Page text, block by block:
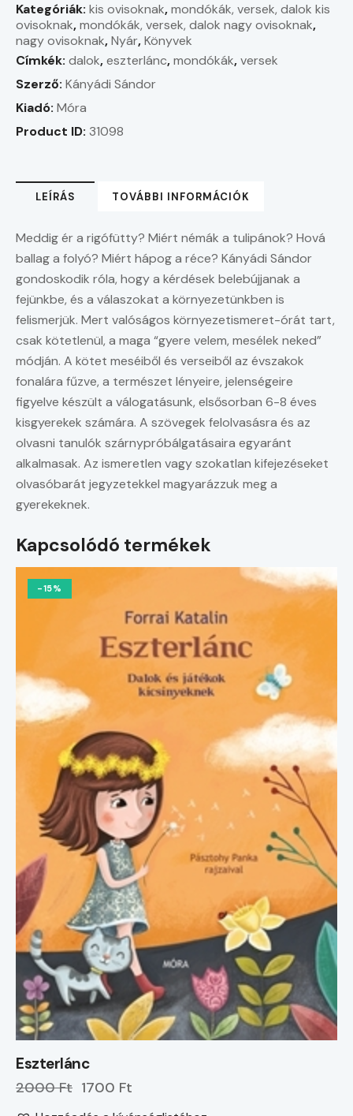
Kategóriák: kis ovisoknak,mondókák, versek, dalok kis
ovisoknak,mondókák, versek, dalok nagy ovisoknak,
nagy ovisoknak,Nyár,Könyvek
Címkék: dalok,eszterlánc,mondókák,versek
Szerző: Kányádi Sándor
Kiadó: Móra
Product ID: 31098
LEÍRÁS TOVÁBBI INFORMÁCIÓK
Meddig ér a rigófütty? Miért némák a tulipánok? Hová
ballag a folyó? Miért hápog a réce? Kányádi Sándor
gondoskodik róla, hogy a kérdések belebújjanak a
fejünkbe, és a válaszokat a környezetünkben is
felismerjük. Mert valóságos környezetismeret-órát tart,
csak kötetlenül, a maga “gyere velem, mesélek neked”
módján. A kötet meséiből és verseiből az évszakok
fonalára fűzve, a természet lényeire, jelenségeire
figyelve készült a válogatásunk, elsősorban 6-8 éves
kisgyerekek számára. A szövegek felolvasásra és az
olvasni tanulók szárnypróbálgatásaira egyaránt
alkalmasak. Az ismeretlen vagy szokatlan kifejezéseket
olvasóbarát jegyzetekkel magyarázzuk meg a
gyerekeknek.
Kapcsolódó termékek
-15%
Eszterlánc
2000 Ft 1700 Ft